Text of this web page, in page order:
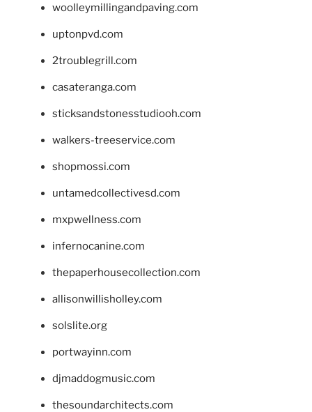
woolleymillingandpaving.com
uptonpvd.com
2troublegrill.com
casateranga.com
sticksandstonesstudiooh.com
walkers-treeservice.com
shopmossi.com
untamedcollectivesd.com
mxpwellness.com
infernocanine.com
thepaperhousecollection.com
allisonwillisholley.com
solslite.org
portwayinn.com
djmaddogmusic.com
thesoundarchitects.com